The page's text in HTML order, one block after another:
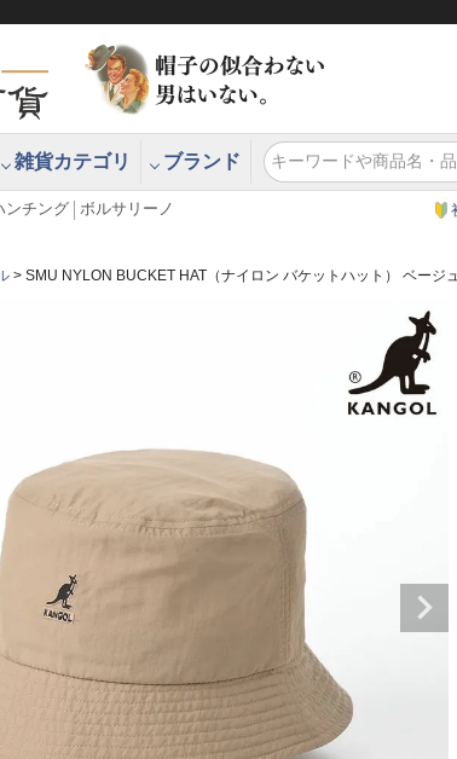
雑貨カテゴリ ブランド
ンチング ボルサリーノ
SMU NYLON BUCKET HAT（ナイロン バケットハット） ベージ